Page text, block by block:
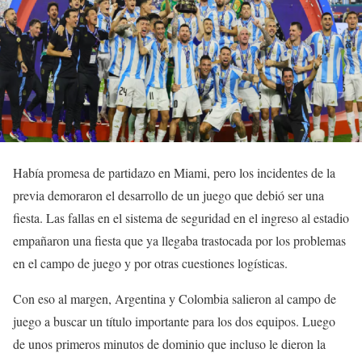
Había promesa de partidazo en Miami, pero los incidentes de la
previa demoraron el desarrollo de un juego que debió ser una
fiesta. Las fallas en el sistema de seguridad en el ingreso al estadio
empañaron una fiesta que ya llegaba trastocada por los problemas
en el campo de juego y por otras cuestiones logísticas.
Con eso al margen, Argentina y Colombia salieron al campo de
juego a buscar un título importante para los dos equipos. Luego
de unos primeros minutos de dominio que incluso le dieron la